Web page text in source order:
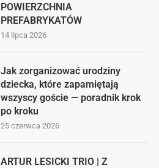
POWIERZCHNIA
PREFABRYKATÓW
14 lipca 2026
Jak zorganizować urodziny
dziecka, które zapamiętają
wszyscy goście — poradnik krok
po kroku
25 czerwca 2026
ARTUR LESICKI TRIO | Z